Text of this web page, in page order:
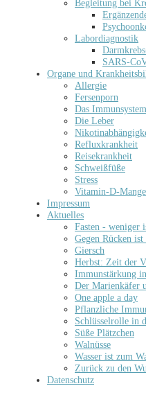
Begleitung bei
Labordiagnostik
SARS-
Organe und
Allergie
Fersenporn
Das Immunsystem
Die Leber
Refluxkrankheit
Reisekrankheit
Schweißfüße
Stress
Vitamin-D-
Impressum
Aktuelles
Fasten - weniger
Gegen Rücken
Giersch
Herbst: Zeit der
Immunstärkung
Der Marienkäfer
One apple a day
Pflanzliche
Schlüsselrolle in
Süße Plätzchen
Walnüsse
Wasser ist zum
Zurück zu den
Datenschutz